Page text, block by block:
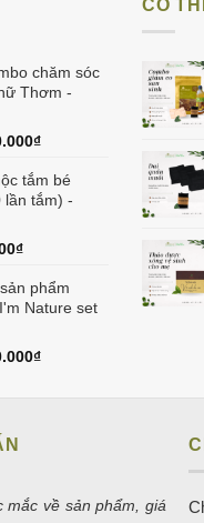
chăm sóc
Thơm -
₫Giá
tại
là:
tắm bé
lần tắm) -
₫Giá
tại
là:
phẩm
Nature set
₫Giá
CÓ
mắc về sản phẩm, giá